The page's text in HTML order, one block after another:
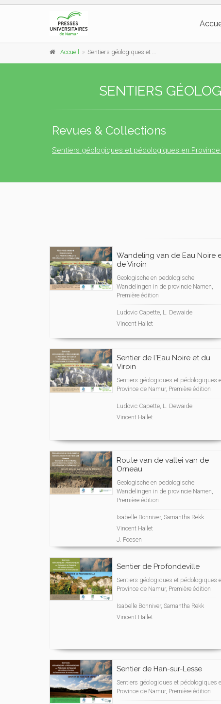
Accueil Sentiers géologiques et pédologiques en Province de Namur
SENTIERS
Revues & Collections
Sentiers géologiques et pédologiques en
Wandeling van de Eau Noire
de Viroin
Geologische en pedologische
Wandelingen in de provincie Namen,
Première édition
Ludovic Capette, L. Dewaide
Vincent Hallet
Sentier de l'Eau Noire et du
Viroin
Sentiers géologiques et pédologiques
Province de Namur, Première édition
Ludovic Capette, L. Dewaide
Vincent Hallet
Route van de vallei van de
Orneau
Geologische en pedologische
Wandelingen in de provincie Namen,
Première édition
Isabelle Bonniver, Samantha Rekk
Vincent Hallet
J. Poesen
Sentier de Profondeville
Sentiers géologiques et pédologiques
Province de Namur, Première édition
Isabelle Bonniver, Samantha Rekk
Vincent Hallet
Sentier de Han-sur-Lesse
Sentiers géologiques et pédologiques
Province de Namur, Première édition